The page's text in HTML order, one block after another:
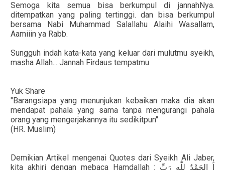
Semoga kita semua bisa berkumpul di jannahNya.
ditempatkan yang paling tertinggi. dan bisa berkumpul
bersama Nabi Muhammad Salallahu Alaihi Wasallam,
Aamiiin ya Rabb.
Sungguh indah kata-kata yang keluar dari mulutmu syeikh,
masha Allah... Jannah Firdaus tempatmu
Yuk Share
"Barangsiapa yang menunjukan kebaikan maka dia akan
mendapat pahala yang sama tanpa mengurangi pahala
orang yang mengerjakannya itu sedikitpun"
(HR. Muslim)
Demikian Artikel mengenai Quotes dari Syeikh Ali Jaber,
kita akhiri dengan mebaca Hamdallah :
الحَمْدُ لِلّٰهِ رَبِّ